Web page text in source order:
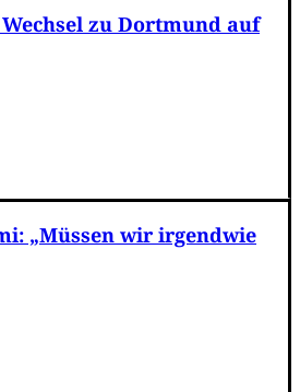
zu Dortmund auf
„Müssen wir irgendwie